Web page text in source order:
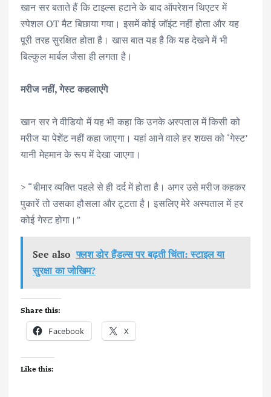
खान सर बताते हैं कि टाइल्स हटाने के बाद ऑपरेशन थिएटर में
स्पेशल OT मैट बिछाया गया। इसमें कोई जॉइंट नहीं होता और यह
पूरी तरह सुरक्षित होता है। खास बात यह है कि यह देखने में भी
बिल्कुल मार्बल जैसा ही लगता है।
मरीज नहीं, गेस्ट कहलाएंगे
खान सर ने वीडियो में यह भी कहा कि उनके अस्पताल में किसी को
मरीज या पेशेंट नहीं कहा जाएगा। यहां आने वाले हर शख्स को ‘गेस्ट’
यानी मेहमान के रूप में देखा जाएगा।
> “बीमार व्यक्ति पहले से ही दर्द में होता है। अगर उसे मरीज कहकर
पुकारें तो उसका हौसला और टूटता है। इसलिए मेरे अस्पताल में हर
कोई गेस्ट होगा।”
See also फ्लश डोर हैंडल्स पर बढ़ती चिंता: स्टाइल या
सुरक्षा का जोखिम?
Share this:
Facebook X
Like this: